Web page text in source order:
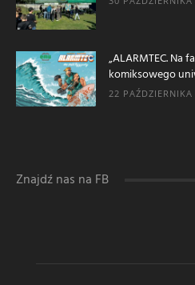
„ALARMTEC. Na
komiksowego
22
Znajdź nas na FB